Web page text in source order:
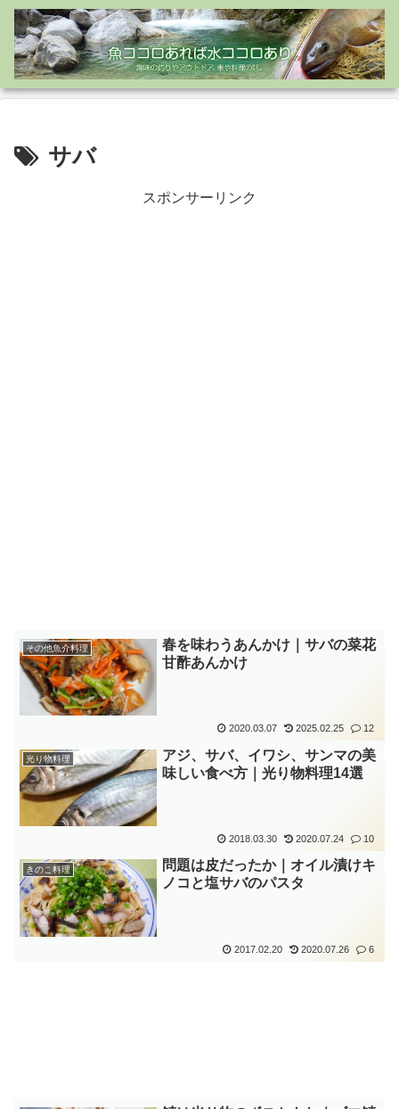
サバ
スポンサーリンク
その他魚介料理
春を味わうあんかけ｜サバの菜花
甘酢あんかけ
2020.03.07 2025.02.25 12
光り物料理
アジ、サバ、イワシ、サンマの美
味しい食べ方｜光り物料理14選
2018.03.30 2020.07.24 10
きのこ料理
問題は皮だったか｜オイル漬けキ
ノコと塩サバのパスタ
2017.02.20 2020.07.26 6